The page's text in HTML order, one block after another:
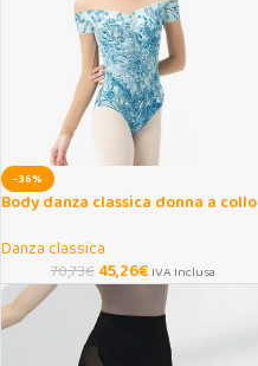
-36%
Body danza classica donna a collo
Danza classica
70,73€ 45,26€ IVA Inclusa